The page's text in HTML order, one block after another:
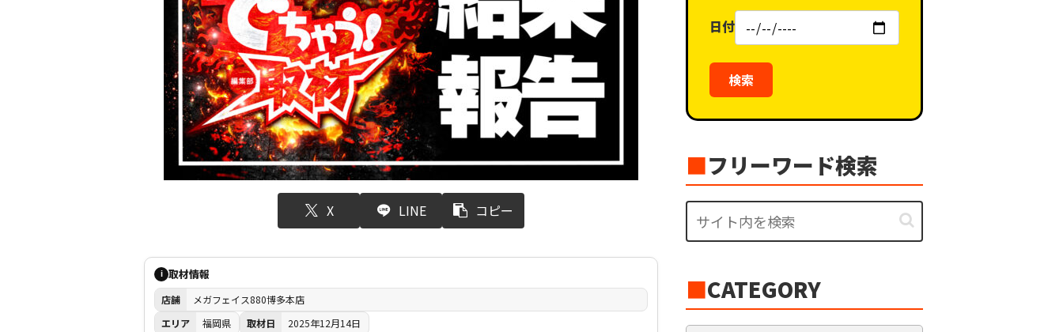
X LINE コピー
i 取材情報
店舗
メガフェイス880博多本店
エリア
福岡県 取材日
2025年12月14日
ー
（タ
グ）
日付
検索
■フリーワード検索
■CATEGORY